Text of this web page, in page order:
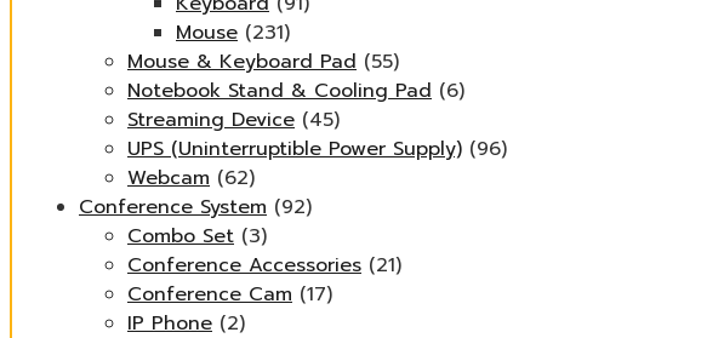
Mouse (231)
Mouse & Keyboard Pad (55)
Notebook Stand & Cooling Pad (6)
Streaming Device (45)
UPS (Uninterruptible Power Supply) (96)
Webcam (62)
Conference System (92)
Combo Set (3)
Conference Accessories (21)
Conference Cam (17)
IP Phone (2)